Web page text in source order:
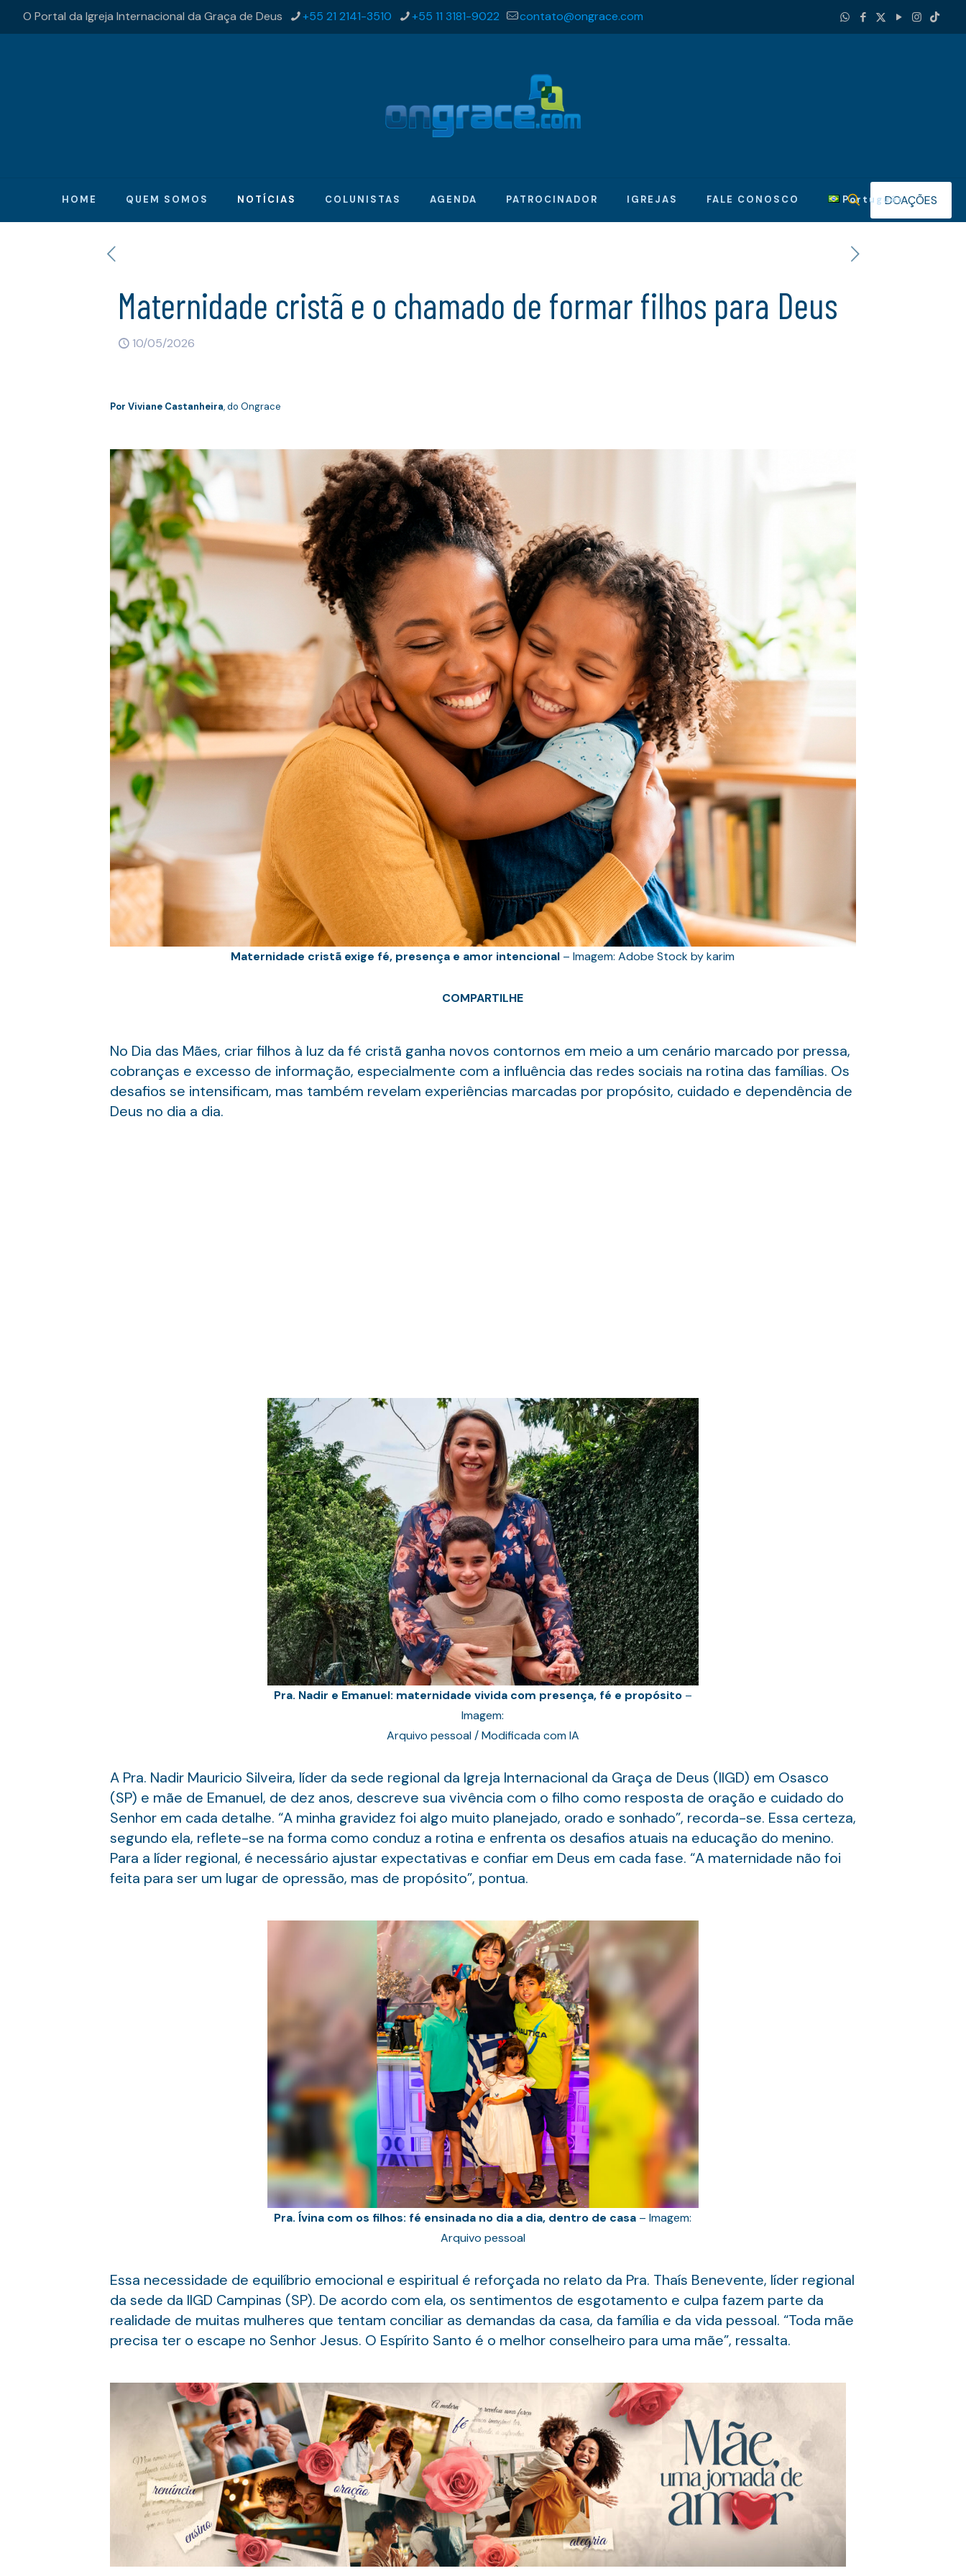
O Portal da Igreja Internacional da Graça de Deus +55 21 2141-3510 +55 11 3181-9022 contato@ongrace.com
HOME QUEM SOMOS NOTÍCIAS COLUNISTAS AGENDA PATROCINADOR IGREJAS FALE CONOSCO PortuguêsDOAÇÕES
Maternidade cristã e o chamado de formar filhos para Deus
10/05/2026
Por Viviane Castanheira, do Ongrace
Maternidade cristã exige fé, presença e amor intencional – Imagem: Adobe Stock by karim
COMPARTILHE
No Dia das Mães, criar filhos à luz da fé cristã ganha novos contornos em meio a um cenário marcado por pressa,
cobranças e excesso de informação, especialmente com a influência das redes sociais na rotina das famílias. Os
desafios se intensificam, mas também revelam experiências marcadas por propósito, cuidado e dependência de
Deus no dia a dia.
Pra. Nadir e Emanuel: maternidade vivida com presença, fé e propósito–
Imagem:
Arquivo pessoal / Modificada com IA
A Pra. Nadir Mauricio Silveira, líder da sede regional da Igreja Internacional da Graça de Deus (IIGD) em Osasco
(SP) e mãe de Emanuel, de dez anos, descreve sua vivência com o filho como resposta de oração e cuidado do
Senhor em cada detalhe. “A minha gravidez foi algo muito planejado, orado e sonhado”, recorda-se. Essa certeza,
segundo ela, reflete-se na forma como conduz a rotina e enfrenta os desafios atuais na educação do menino.
Para a líder regional, é necessário ajustar expectativas e confiar em Deus em cada fase. “A maternidade não foi
feita para ser um lugar de opressão, mas de propósito”, pontua.
Pra. Ívina com os filhos: fé ensinada no dia a dia, dentro de casa – Imagem:
Arquivo pessoal
Essa necessidade de equilíbrio emocional e espiritual é reforçada no relato da Pra. Thaís Benevente, líder regional
da sede da IIGD Campinas (SP). De acordo com ela, os sentimentos de esgotamento e culpa fazem parte da
realidade de muitas mulheres que tentam conciliar as demandas da casa, da família e da vida pessoal. “Toda mãe
precisa ter o escape no Senhor Jesus. O Espírito Santo é o melhor conselheiro para uma mãe”, ressalta.